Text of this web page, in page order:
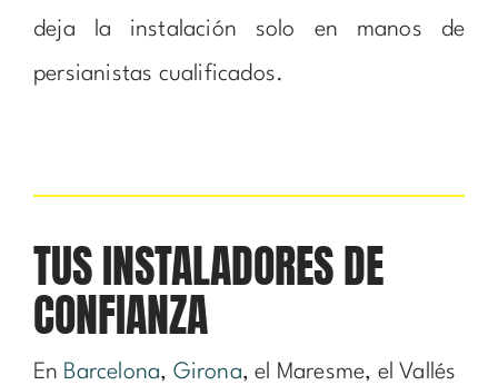
deja la instalación solo en manos de
persianistas cualificados.
TUS INSTALADORES DE
CONFIANZA
En Barcelona, Girona, el Maresme, el Vallés